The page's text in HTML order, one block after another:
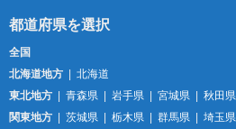
全国
北海道地方
北海道
東北地方
青森県 岩手県 宮城県 秋田県
関東地方
茨城県 栃木県 群馬県 埼玉県